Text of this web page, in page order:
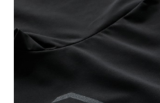
カラー・サイズ選択
M
¥6,160(税込)